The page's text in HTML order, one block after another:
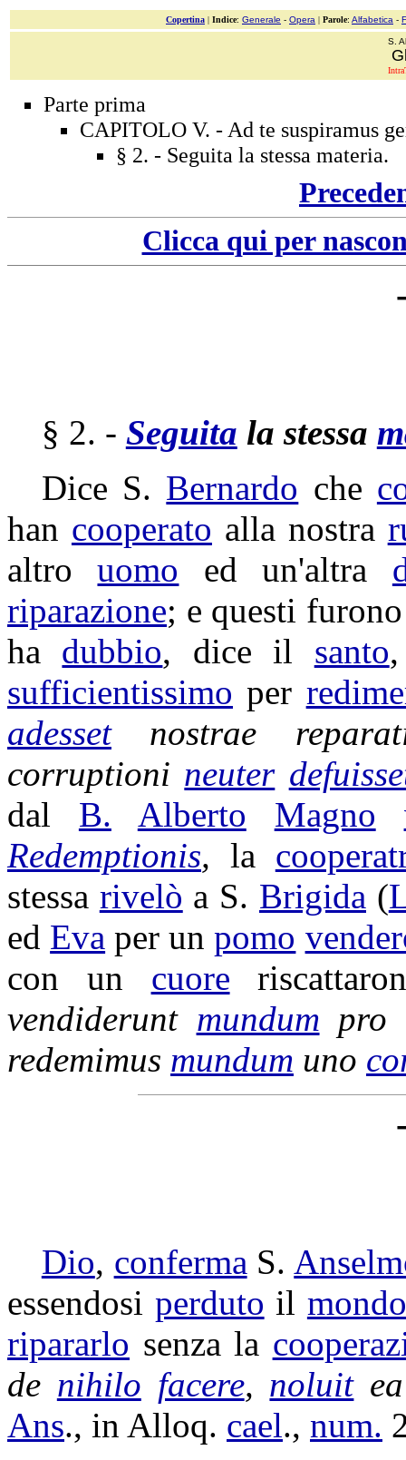
Copertina | Indice: Generale - Opera | Parole: Alfabetica -
S.
Parte prima
CAPITOLO V. - Ad te suspiramus
§ 2. - Seguita la stessa materia.
Clicca qui per
§ 2. - Seguita la stessa
Dice S. Bernardo che
han cooperato alla nostra
altrouomo ed un'altra
riparazione; e questi
ha dubbio, dice il santo
sufficientissimo per
adessetnostrae
corruptioni neuter
dal B. Alberto Magno
Redemptionis, la
stessa rivelò a S. Brigida (
ed Eva per unpomo
con un cuore
vendiderunt mundum
redemimus mundum uno
Dio, conferma S.
essendosi perduto il mondo
ripararlo senza la
de nihilo facere, noluit
Ans., in Alloq. cael., num.